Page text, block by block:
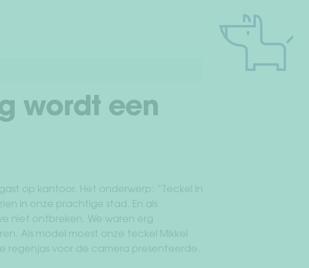
wordt een
op kantoor. Het onderwerp: “Teckel in
in onze prachtige stad. En als
niet ontbreken. We waren erg
Als model moest onze teckel Mikkel
regenjas voor de camera presenteerde.